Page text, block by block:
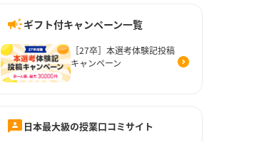
ギフト付キャンペーン一覧
［27卒］本選考体験記投稿
キャンペーン
日本最大級の授業口コミサイト